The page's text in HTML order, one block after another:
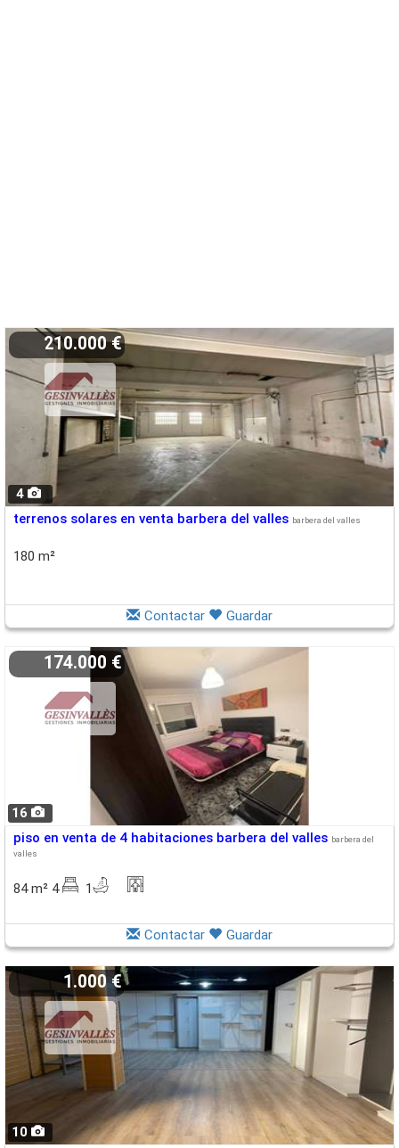
4
210.000 €
terrenos solares en venta barbera del valles barbera del valles
180 m²
Contactar Guardar
16
174.000 €
piso en venta de 4 habitaciones barbera del valles barbera del
valles
84 m² 4 1
Contactar Guardar
10
1.000 €